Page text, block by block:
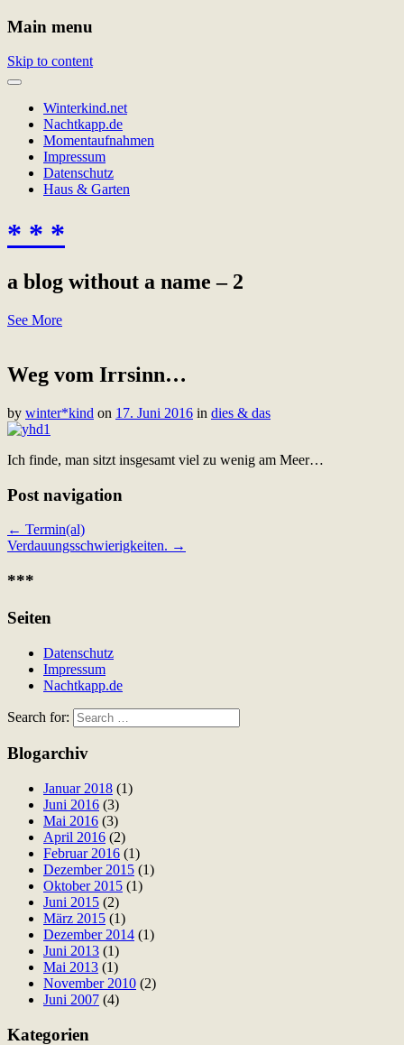
Main menu
Skip to content
Winterkind.net
Nachtkapp.de
Momentaufnahmen
Impressum
Datenschutz
Haus & Garten
* * *
a blog without a name – 2
See More
Weg vom Irrsinn…
by winter*kind on 17. Juni 2016 in dies & das
Ich finde, man sitzt insgesamt viel zu wenig am Meer…
Post navigation
← Termin(al)
Verdauungsschwierigkeiten. →
***
Seiten
Datenschutz
Impressum
Nachtkapp.de
Search for:
Blogarchiv
Januar 2018 (1)
Juni 2016 (3)
Mai 2016 (3)
April 2016 (2)
Februar 2016 (1)
Dezember 2015 (1)
Oktober 2015 (1)
Juni 2015 (2)
März 2015 (1)
Dezember 2014 (1)
Juni 2013 (1)
Mai 2013 (1)
November 2010 (2)
Juni 2007 (4)
Kategorien